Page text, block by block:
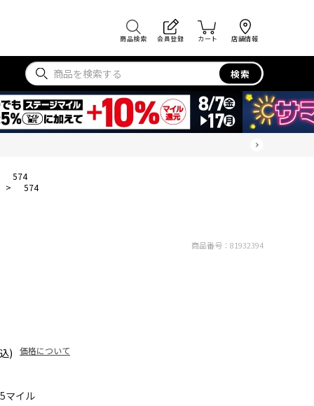
商品検索 会員登録 カート 店舗情報
検索
574
>
574
マイル
) 価格について
商品番号： 81932394